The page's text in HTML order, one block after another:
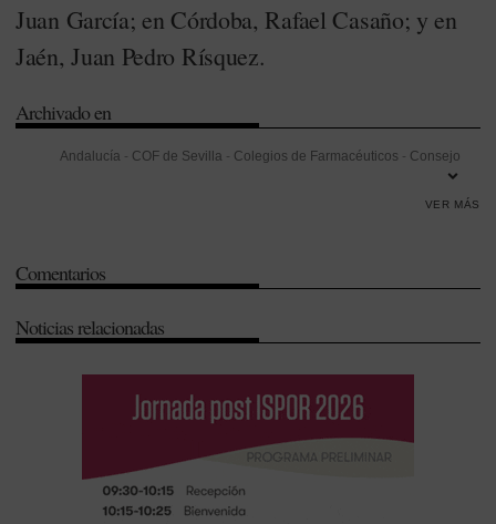
Juan García; en Córdoba, Rafael Casaño; y en
Jaén, Juan Pedro Rísquez.
Archivado en
Andalucía - COF de Sevilla - Colegios de Farmacéuticos - Consejo
VER MÁS
Comentarios
Noticias relacionadas